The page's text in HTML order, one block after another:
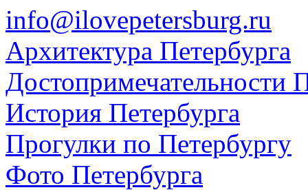
info@ilovepetersburg.ru
Архитектура Петербурга
Достопримечательности
История Петербурга
Прогулки по Петербургу
Фото Петербурга